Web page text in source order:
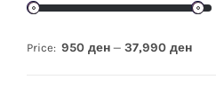
Price: 950 ден — 37,990 ден